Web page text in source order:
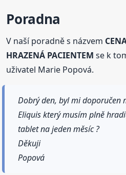
Poradna
V naší poradně s názvem
HRAZENÁ PACIENTEM se k
uživatel Marie Popová.
Dobrý den, byl mi doporučen
Eliquis který musím plně
tablet na jeden měsíc ?
Děkuji
Popová